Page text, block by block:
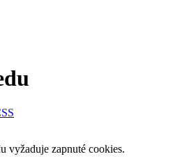
vyžaduje zapnuté cookies.